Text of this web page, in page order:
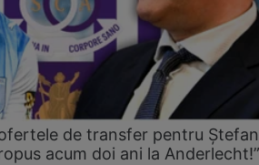
de transfer pentru Ștefan
acum doi ani la Anderlecht!”